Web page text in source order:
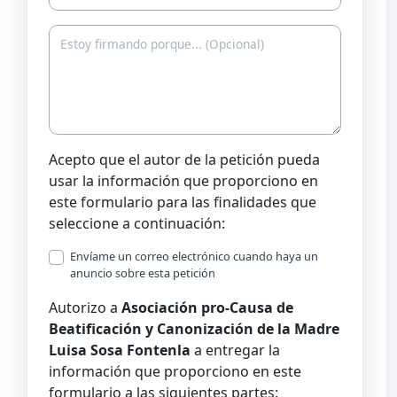
Acepto que el autor de la petición pueda
usar la información que proporciono en
este formulario para las finalidades que
seleccione a continuación:
Envíame un correo electrónico cuando haya un
anuncio sobre esta petición
Autorizo a Asociación pro-Causa de
Beatificación y Canonización de la Madre
Luisa Sosa Fontenla a entregar la
información que proporciono en este
formulario a las siguientes partes: